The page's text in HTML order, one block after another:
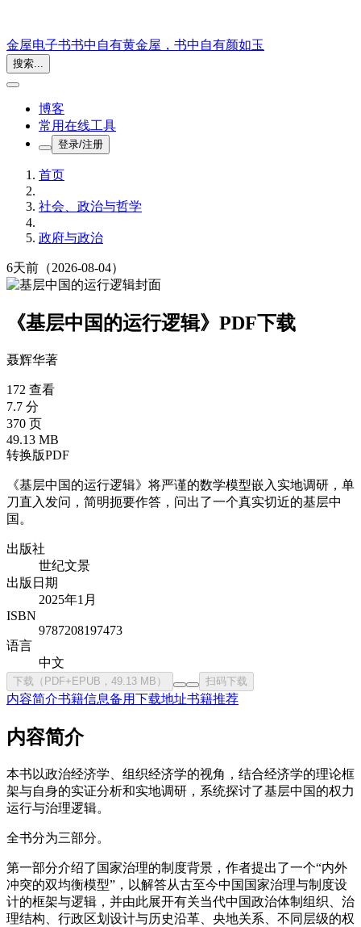
金屋电子书书中自有黄金屋，书中自有颜如玉
搜索...
博客
常用在线工具
登录/注册
首页
社会、政治与哲学
政府与政治
6天前 （2026-08-04）
《基层中国的运行逻辑》PDF下载
聂辉华著
172 查看
7.7 分
370 页
49.13 MB
转换版PDF
《基层中国的运行逻辑》将严谨的数学模型嵌入实地调研，单
刀直入发问，简明扼要作答，问出了一个真实切近的基层中
国。
出版社
世纪文景
出版日期
2025年1月
ISBN
9787208197473
语言
中文
下载（PDF+EPUB，49.13 MB） 扫码下载
内容简介书籍信息备用下载地址书籍推荐
内容简介
本书以政治经济学、组织经济学的视角，结合经济学的理论框
架与自身的实证分析和实地调研，系统探讨了基层中国的权力
运行与治理逻辑。
全书分为三部分。
第一部分介绍了国家治理的制度背景，作者提出了一个“内外
冲突的双均衡模型”，以解答从古至今中国国家治理与制度设
计的框架与逻辑，并由此展开有关当代中国政治体制组织、治
理结构、行政区划设计与历史沿革、央地关系、不同层级的权